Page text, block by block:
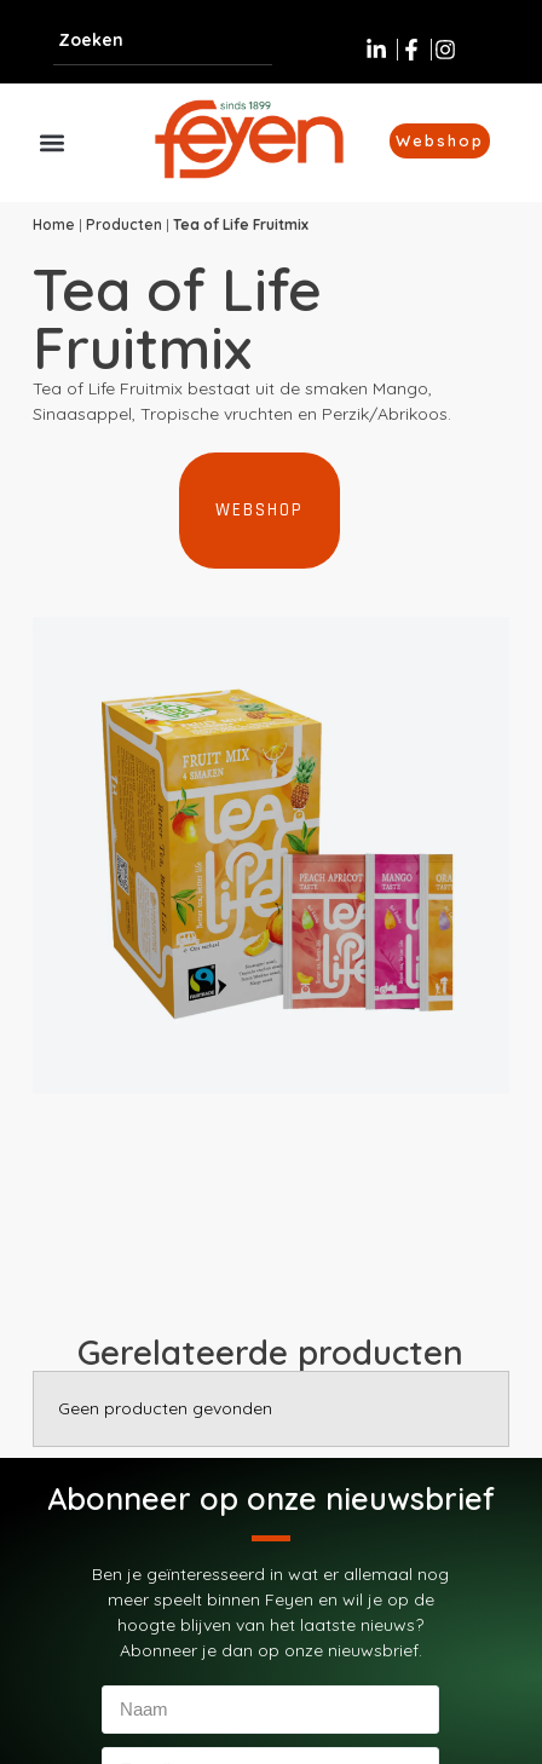
Webshop
Home | Producten | Tea of Life Fruitmix
Tea of Life
Fruitmix
Tea of Life Fruitmix bestaat uit de smaken Mango,
Sinaasappel, Tropische vruchten en Perzik/Abrikoos.
WEBSHOP
Gerelateerde producten
Geen producten gevonden
Abonneer op onze nieuwsbrief
Ben je geïnteresseerd in wat er allemaal nog
meer speelt binnen Feyen en wil je op de
hoogte blijven van het laatste nieuws?
Abonneer je dan op onze nieuwsbrief.